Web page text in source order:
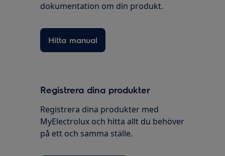
dokumentation om din produkt.
Hitta manual
Registrera dina produkter
Registrera dina produkter med
MyElectrolux och hitta allt du behöver
på ett och samma ställe.